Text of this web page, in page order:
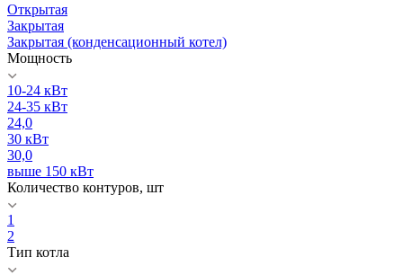
Открытая
Закрытая
Закрытая (конденсационный котел)
Мощность
10-24 кВт
24-35 кВт
24,0
30 кВт
30,0
выше 150 кВт
Количество контуров, шт
1
2
Тип котла